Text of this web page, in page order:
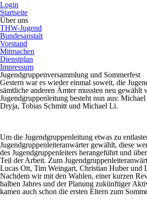
Login
Startseite
Über uns
THW-Jugend
Bundesanstalt
Vorstand
Mitmachen
Dienstplan
Impressum
Jugendgruppenversammlung und Sommerfest
Gestern war es wieder einmal soweit, die
sämtliche anderen Ämter mussten neu gewählt
Jugendgruppenleitung besteht nun aus:
Dryja, Tobias Schmitt und Michael Li.
Um die Jugendgruppenleitung etwas zu
Jugendgruppenleiteranwärter gewählt, diese
des Jugendgruppenleiters herangeführt und
Teil der Arbeit. Zum
Lucas Ott, Tim Weingart, Christian Huber und
Nachdem wir mit den Wahlen, einer kurzen
halben Jahres und der Planung zukünftiger
kamen auch schon die ersten Eltern zum